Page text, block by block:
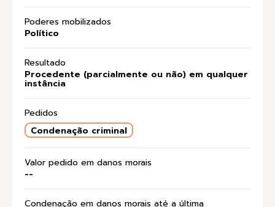
Poderes mobilizados
Político
Resultado
Procedente (parcialmente ou não) em qualquer
instância
Pedidos
Condenação criminal
Valor pedido em danos morais
--
Condenação em danos morais até a última